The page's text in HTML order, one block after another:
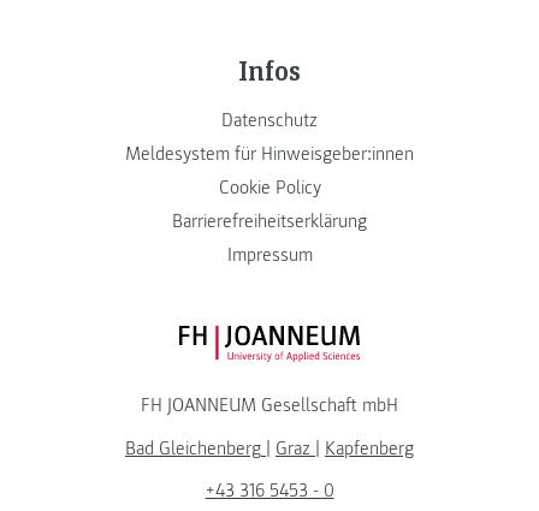
Infos
Datenschutz
Meldesystem für Hinweisgeber:innen
Cookie Policy
Barrierefreiheitserklärung
Impressum
FH JOANNEUM Logo
FH JOANNEUM Gesellschaft mbH
Bad Gleichenberg | Graz | Kapfenberg
+43 316 5453 - 0